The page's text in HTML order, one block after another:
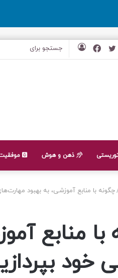
ورودفیستوییتر
ذهن و هوش
چگونه با منابع آموزشی، به بهبود
با منابع
خود